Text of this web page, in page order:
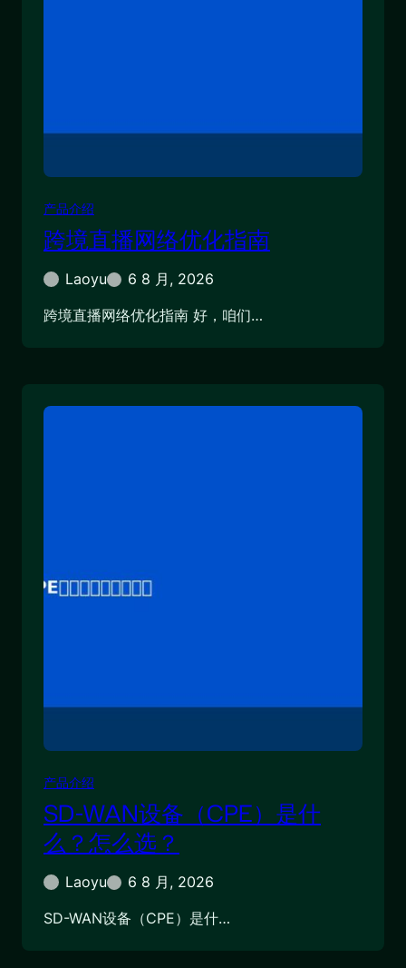
产品介绍
跨境直播网络优化指南
Laoyu
6 8 月, 2026
跨境直播网络优化指南 好，咱们…
产品介绍
SD-WAN设备（CPE）是什
么？怎么选？
Laoyu
6 8 月, 2026
SD-WAN设备（CPE）是什…